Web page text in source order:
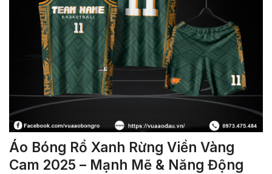
Áo Bóng Rổ Xanh Rừng Viền Vàng
Cam 2025 – Mạnh Mẽ & Năng Động